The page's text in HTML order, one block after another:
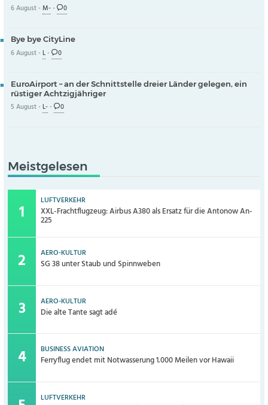
6 August -M-- 0
Bye bye CityLine
6 August -L- 0
EuroAirport – an der Schnittstelle dreier Länder gelegen, ein
rüstiger Achtzigjähriger
5 August -L-- 0
Meistgelesen
LUFTVERKEHR
XXL-Frachtflugzeug: Airbus A380 als Ersatz für die Antonow An-
225
AERO-KULTUR
SG 38 unter Staub und Spinnweben
AERO-KULTUR
Die alte Tante sagt adé
BUSINESS AVIATION
Ferryflug endet mit Notwasserung 1.000 Meilen vor Hawaii
LUFTVERKEHR